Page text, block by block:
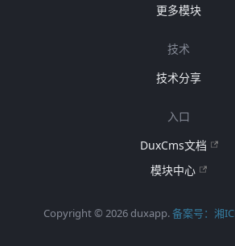
更多模块
技术
技术分享
入口
DuxCms文档
模块中心
Copyright © 2026 duxapp.备案号：湘